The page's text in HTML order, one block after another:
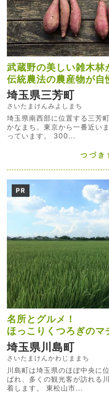
武蔵野の美しい雑木林
伝統農法の農産物が自
埼玉県三芳町
さいたまけんみよしまち
埼玉県南西部に位置する三芳
かなまち。東京から一番近い
っています。 300...
つづき
PR
名所とグルメ！
ほっこりくつろぎのマ
埼玉県川島町
さいたまけんかわじままち
川島町は埼玉県のほぼ中央に
ばれ、多くの観光客が訪れる
着します。 東松山市...